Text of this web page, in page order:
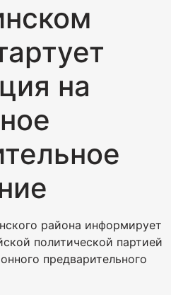
на
района информирует
политической партией
предварительного